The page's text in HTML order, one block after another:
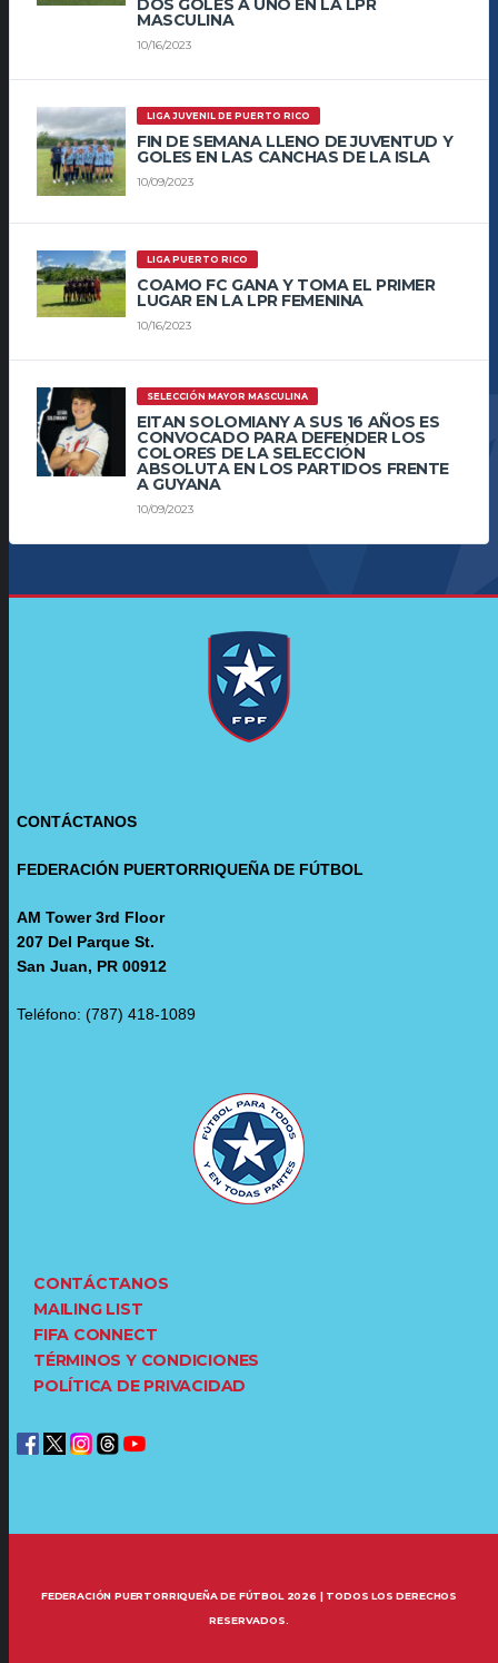
DOS GOLES A UNO EN LA LPR
MASCULINA
10/16/2023
LIGA JUVENIL DE PUERTO RICO
FIN DE SEMANA LLENO DE JUVENTUD Y
GOLES EN LAS CANCHAS DE LA ISLA
10/09/2023
LIGA PUERTO RICO
COAMO FC GANA Y TOMA EL PRIMER
LUGAR EN LA LPR FEMENINA
10/16/2023
SELECCIÓN MAYOR MASCULINA
EITAN SOLOMIANY A SUS 16 AÑOS ES
CONVOCADO PARA DEFENDER LOS
COLORES DE LA SELECCIÓN
ABSOLUTA EN LOS PARTIDOS FRENTE
A GUYANA
10/09/2023
CONTÁCTANOS
FEDERACIÓN PUERTORRIQUEÑA DE FÚTBOL
AM Tower 3rd Floor
207 Del Parque St.
San Juan, PR 00912
Teléfono: (787) 418-1089
CONTÁCTANOS
MAILING LIST
FIFA CONNECT
TÉRMINOS Y CONDICIONES
POLÍTICA DE PRIVACIDAD
FEDERACIÓN PUERTORRIQUEÑA DE FÚTBOL 2026 | TODOS LOS DERECHOS
RESERVADOS.